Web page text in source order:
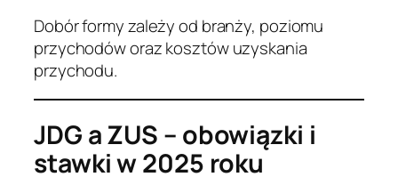
Dobór formy zależy od branży, poziomu
przychodów oraz kosztów uzyskania
przychodu.
JDG a ZUS – obowiązki i
stawki w 2025 roku